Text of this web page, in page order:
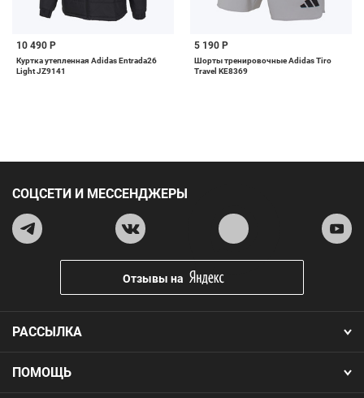
10 490 Р
Куртка утепленная Adidas Entrada26
Light JZ9141
5 190 Р
Шорты тренировочные Adidas Tiro
Travel KE8369
ПОМОЩЬ
РАССЫЛКА
СОЦСЕТИ И МЕССЕНДЖЕРЫ
Отзывы на